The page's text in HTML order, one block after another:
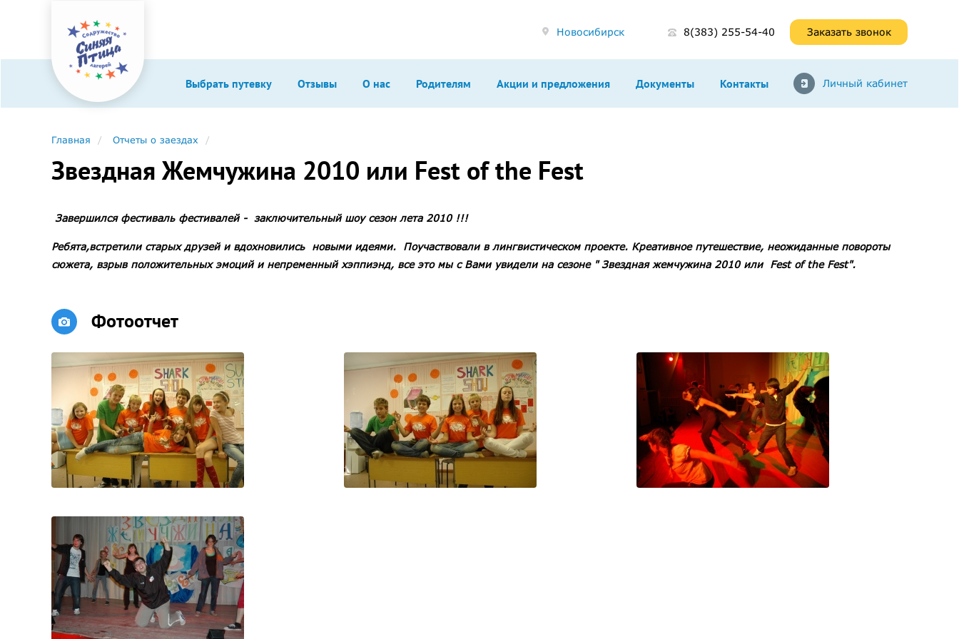
Новосибирск 8(383) 255-54-40 Заказать звонок
Выбрать путевку Отзывы О нас Родителям Акции и предложения Документы Контакты Личный кабинет
Главная Отчеты о заездах
Звездная Жемчужина 2010 или Fest of the Fest
Завершился фестиваль фестивалей - заключительный шоу сезон лета 2010 !!!
Ребята,встретили старых друзей и вдохновились новыми идеями. Поучаствовали в лингвистическом проекте. Креативное путешествие, неожиданные повороты
сюжета, взрыв положительных эмоций и непременный хэппиэнд, все это мы с Вами увидели на сезоне " Звездная жемчужина 2010 или Fest of the Fest".
Фотоотчет